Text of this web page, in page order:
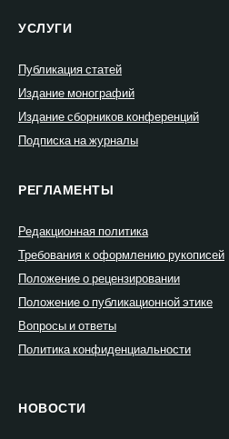
УСЛУГИ
Публикация статей
Издание монографий
Издание сборников конференций
Подписка на журналы
РЕГЛАМЕНТЫ
Редакционная политика
Требования к оформлению рукописей
Положение о рецензировании
Положение о публикационной этике
Вопросы и ответы
Политика конфиденциальности
НОВОСТИ